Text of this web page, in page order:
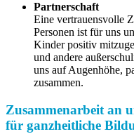
Partnerschaft
Eine vertrauensvolle
Personen ist für uns
Kinder positiv
und andere
uns auf Augenhöhe,
zusammen.
Zusammenarbeit an
für ganzheitliche